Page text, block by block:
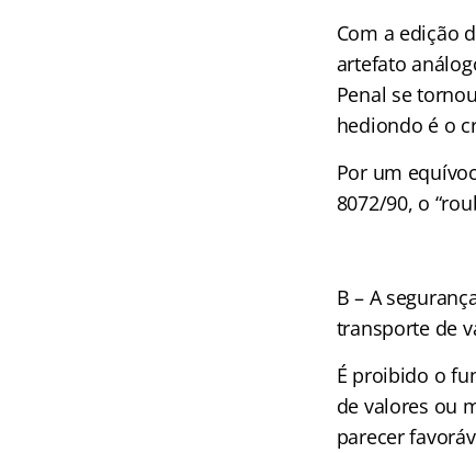
Com a edição
artefato
Penal se
hediondo é o
Por um
8072/90, o
B – A
transporte de
É proibido o
de valores ou
parecer